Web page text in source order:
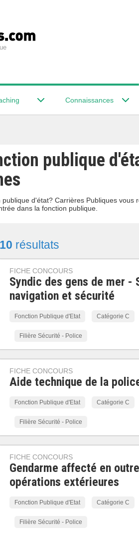
Connaissances
publique
d'état? Carrières Publiques vous
dans la fonction publique.
10 résultats
FICHE CONCOURS
Syndic des gens de mer -
navigation et sécurité
Fonction Publique d'Etat Catégorie C
Filière Sécurité - Police
FICHE CONCOURS
Aide technique de la
Fonction Publique d'Etat Catégorie C
Filière Sécurité - Police
FICHE CONCOURS
Gendarme affecté en
opérations extérieures
Fonction Publique d'Etat Catégorie C
Filière Sécurité - Police